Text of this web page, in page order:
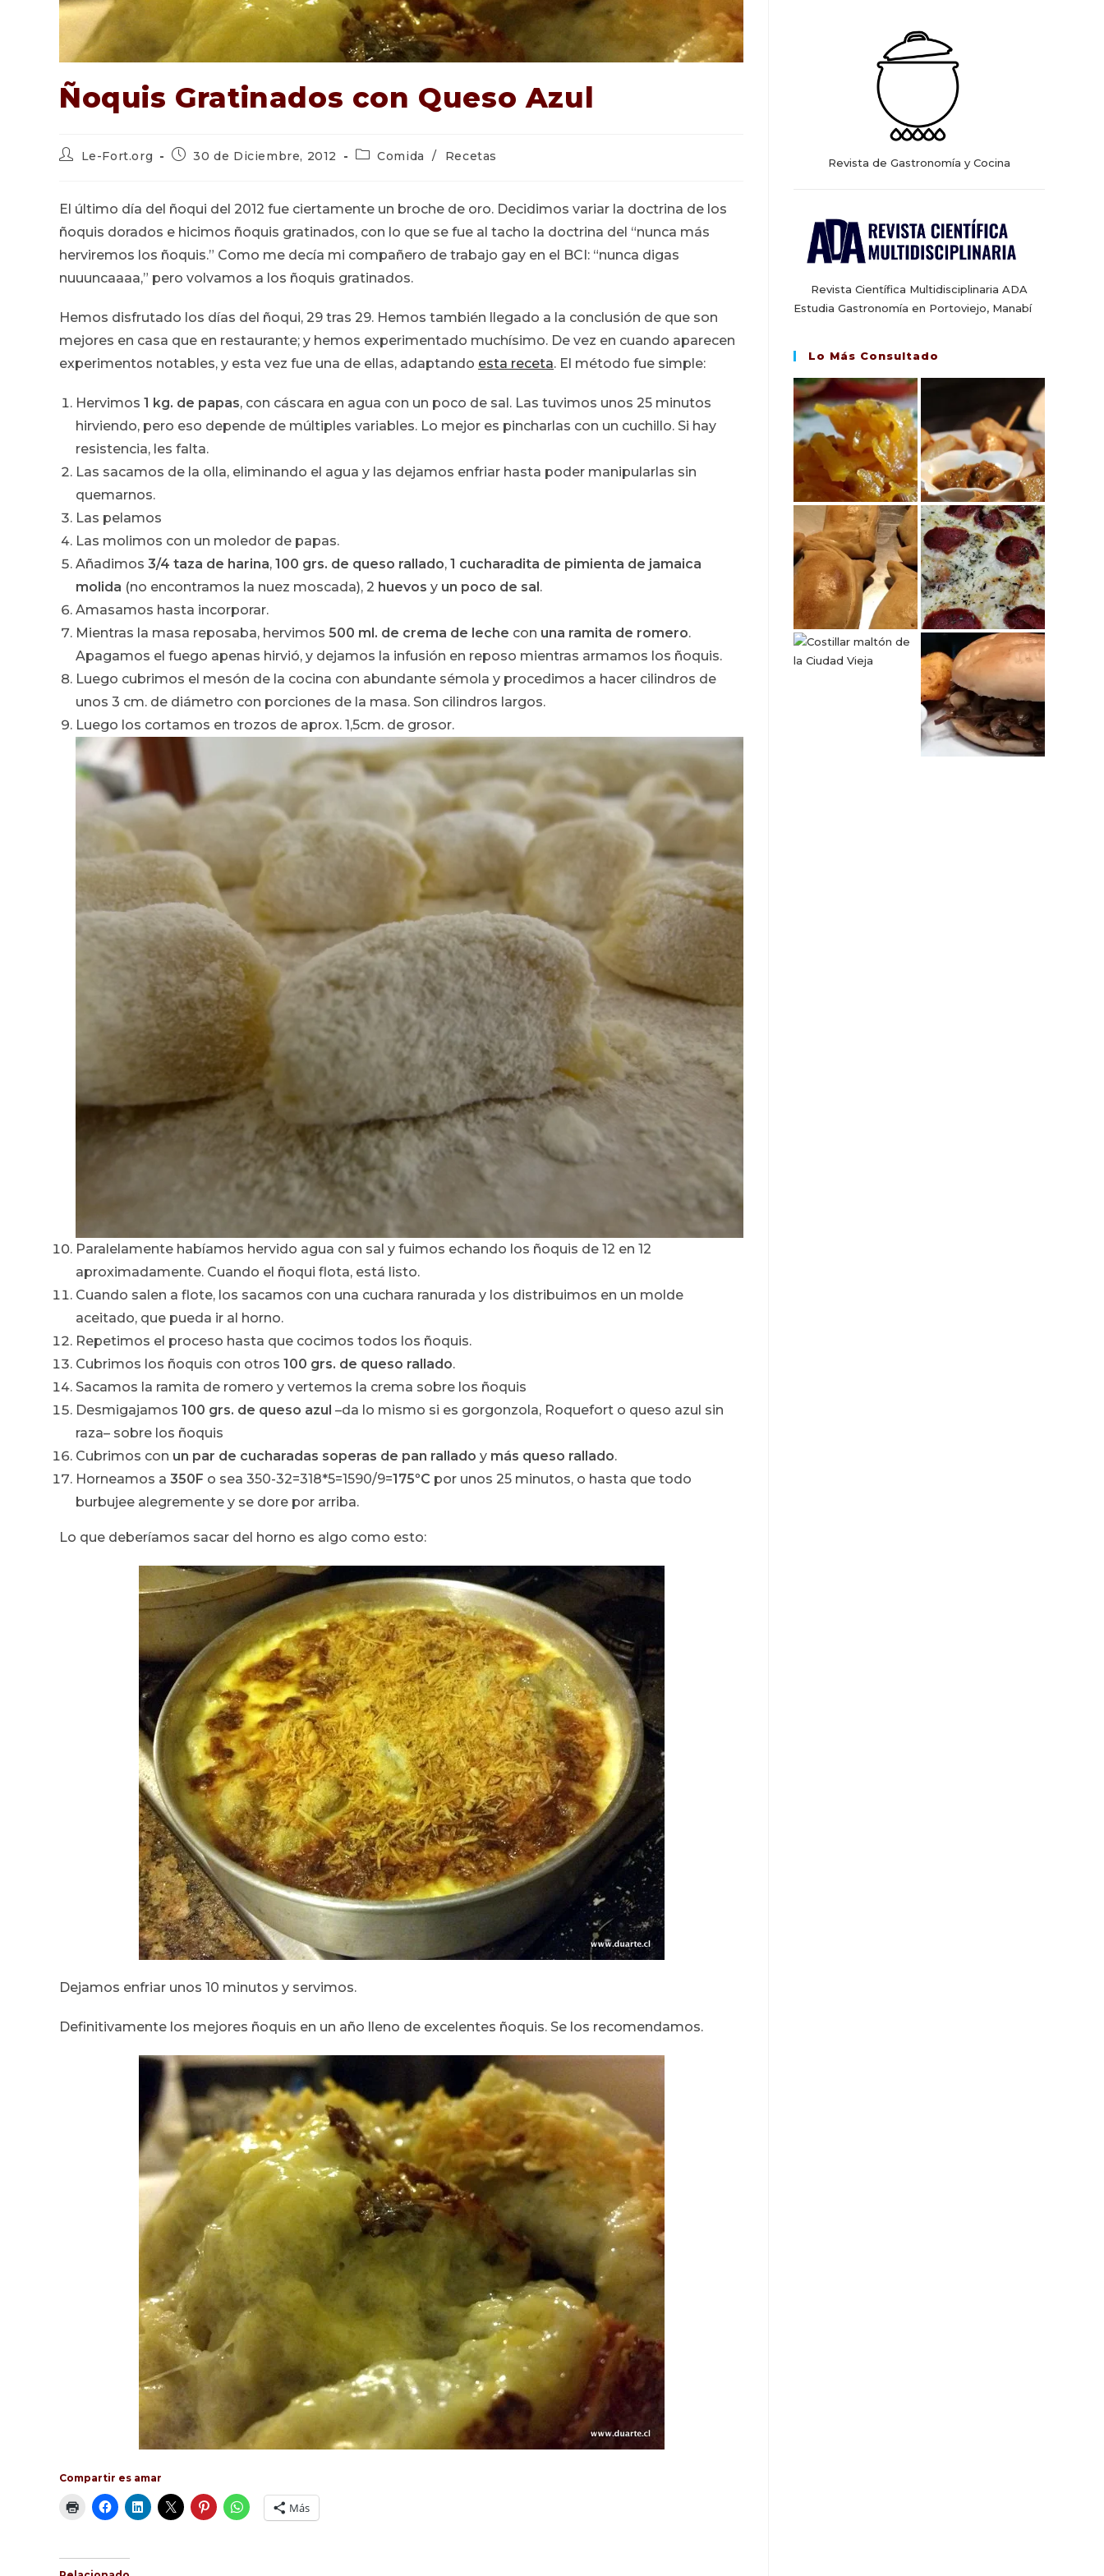
Ñoquis Gratinados con Queso Azul
Autor
entrada:
Le-Fort.org
Publicación
entrada:
30 de Diciembre, 2012
Categoría
entrada:
Comida / Recetas
El último día del ñoqui del 2012 fue ciertamente un broche de oro. Decidimos variar la doctrina de los
ñoquis dorados e hicimos ñoquis gratinados, con lo que se fue al tacho la doctrina del “nunca más
herviremos los ñoquis.” Como me decía mi compañero de trabajo gay en el BCI: “nunca digas
nuuuncaaaa,” pero volvamos a los ñoquis gratinados.
Hemos disfrutado los días del ñoqui, 29 tras 29. Hemos también llegado a la conclusión de que son
mejores en casa que en restaurante; y hemos experimentado muchísimo. De vez en cuando aparecen
experimentos notables, y esta vez fue una de ellas, adaptando esta receta. El método fue simple:
Hervimos 1 kg. de papas, con cáscara en agua con un poco de sal. Las tuvimos unos 25 minutos
hirviendo, pero eso depende de múltiples variables. Lo mejor es pincharlas con un cuchillo. Si hay
resistencia, les falta.
Las sacamos de la olla, eliminando el agua y las dejamos enfriar hasta poder manipularlas sin
quemarnos.
Las pelamos
Las molimos con un moledor de papas.
Añadimos 3/4 taza de harina, 100 grs. de queso rallado, 1 cucharadita de pimienta de jamaica
molida (no encontramos la nuez moscada), 2 huevos y un poco de sal.
Amasamos hasta incorporar.
Mientras la masa reposaba, hervimos 500 ml. de crema de leche con una ramita de romero.
Apagamos el fuego apenas hirvió, y dejamos la infusión en reposo mientras armamos los ñoquis.
Luego cubrimos el mesón de la cocina con abundante sémola y procedimos a hacer cilindros de
unos 3 cm. de diámetro con porciones de la masa. Son cilindros largos.
Luego los cortamos en trozos de aprox. 1,5cm. de grosor.
Paralelamente habíamos hervido agua con sal y fuimos echando los ñoquis de 12 en 12
aproximadamente. Cuando el ñoqui flota, está listo.
Cuando salen a flote, los sacamos con una cuchara ranurada y los distribuimos en un molde
aceitado, que pueda ir al horno.
Repetimos el proceso hasta que cocimos todos los ñoquis.
Cubrimos los ñoquis con otros 100 grs. de queso rallado.
Sacamos la ramita de romero y vertemos la crema sobre los ñoquis
Desmigajamos 100 grs. de queso azul –da lo mismo si es gorgonzola, Roquefort o queso azul sin
raza– sobre los ñoquis
Cubrimos con un par de cucharadas soperas de pan rallado y más queso rallado.
Horneamos a 350F o sea 350-32=318*5=1590/9=175ºC por unos 25 minutos, o hasta que todo
burbujee alegremente y se dore por arriba.
Lo que deberíamos sacar del horno es algo como esto:
Dejamos enfriar unos 10 minutos y servimos.
Definitivamente los mejores ñoquis en un año lleno de excelentes ñoquis. Se los recomendamos.
Compartir es amar
Más
Revista de Gastronomía y Cocina
Revista Científica Multidisciplinaria ADA
Estudia Gastronomía en Portoviejo, Manabí
Lo Más Consultado